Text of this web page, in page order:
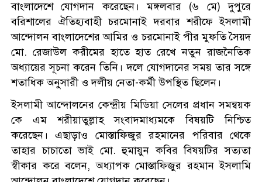
বাংলাদেশে যোগদান করেছেন। মঙ্গলবার (৬ মে) দুপুরে
বরিশালের ঐতিহ্যবাহী চরমোনাই দরবার শরীফে ইসলামী
আন্দোলন বাংলাদেশের আমির ও চরমোনাই পীর মুফতি সৈয়দ
মো. রেজাউল করীমের হাতে হাত রেখে নতুন রাজনৈতিক
অধ্যায়ের সূচনা করেন তিনি। দলে যোগদানের সময় তার সঙ্গে
শতাধিক অনুসারী ও দলীয় নেতা-কর্মী উপস্থিত ছিলেন।
ইসলামী আন্দোলনের কেন্দ্রীয় মিডিয়া সেলের প্রধান সমন্বয়ক
কে এম শরীয়াতুল্লাহ সংবাদমাধ্যমকে বিষয়টি নিশ্চিত
করেছেন। এছাড়াও মোস্তাফিজুর রহমানের পরিবার থেকে
তাহার চাচাতো ভাই মো. হুমায়ুন কবির বিষয়টির সত্যতা
স্বীকার করে বলেন, অধ্যাপক মোস্তাফিজুর রহমান ইসলামি